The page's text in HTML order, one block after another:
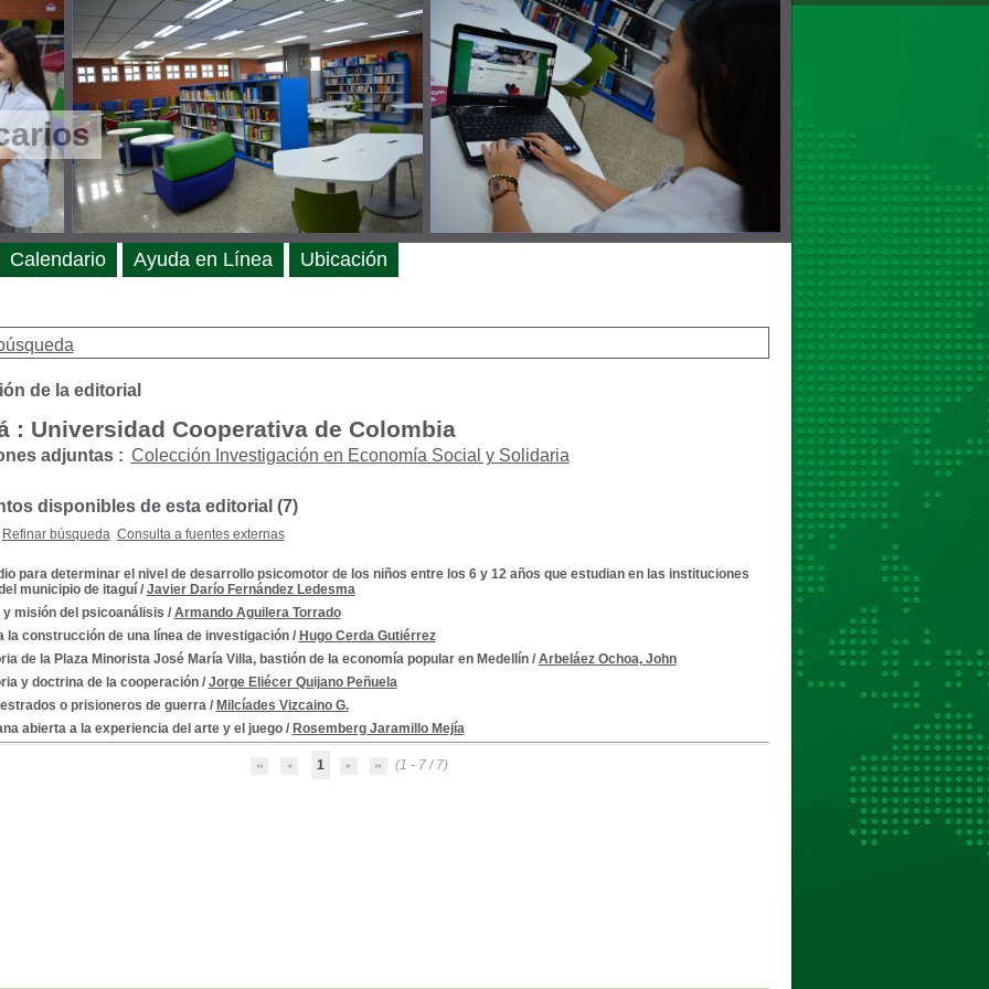
de la editorial
: Universidad Cooperativa de Colombia
adjuntas : Colección Investigación en Economía Social y Solidaria
disponibles de esta editorial (7)
Refinar búsqueda Consulta a fuentes externas
para determinar el nivel de desarrollo psicomotor de los niños entre los 6 y 12 años que estudian en las instituciones
municipio de itaguí/ Javier Darío Fernández Ledesma
y misión del psicoanálisis / Armando Aguilera Torrado
la construcción de una línea de investigación/ Hugo Cerda Gutiérrez
de la Plaza Minorista José María Villa, bastión de la economía popular en Medellín/ Arbeláez Ochoa, John
y doctrina de la cooperación/ Jorge Eliécer Quijano Peñuela
o prisioneros de guerra/ Milcíades Vizcaino G.
abierta a la experiencia del arte y el juego/ Rosemberg Jaramillo Mejía
1 (1 - 7 / 7)
Calendario Ayuda en Línea Ubicación